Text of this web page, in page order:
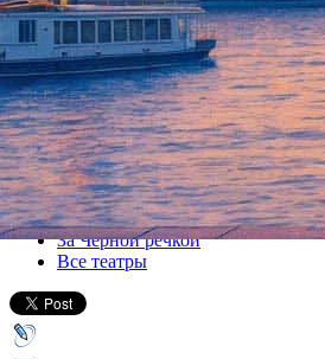
Пермский театр
18 ноября 2015, среда,19.00
Версия для печати
Все спектакли
За Черной речкой
Все театры